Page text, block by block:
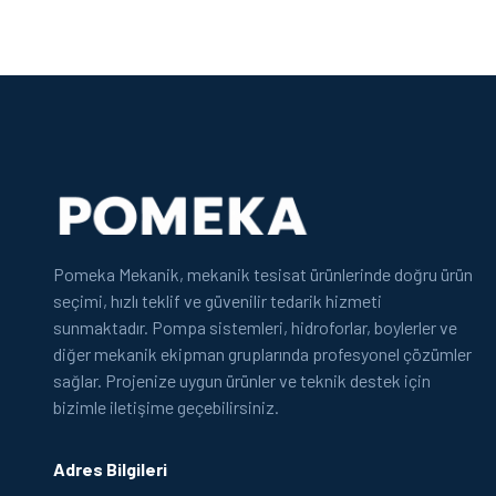
Pomeka Mekanik, mekanik tesisat ürünlerinde doğru ürün
seçimi, hızlı teklif ve güvenilir tedarik hizmeti
sunmaktadır. Pompa sistemleri, hidroforlar, boylerler ve
diğer mekanik ekipman gruplarında profesyonel çözümler
sağlar. Projenize uygun ürünler ve teknik destek için
bizimle iletişime geçebilirsiniz.
Adres Bilgileri